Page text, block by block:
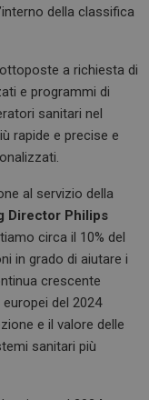
della classifica
a richiesta di
e programmi di
sanitari nel
rapide e precise e
al servizio della
Director Philips
circa il 10% del
in grado di aiutare i
crescente
del 2024
e il valore delle
sanitari più